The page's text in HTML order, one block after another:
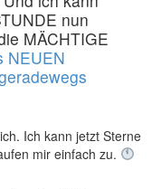
nun
MÄCHTIGE
NEUEN
Ich kann jetzt Sterne
mir einfach zu.